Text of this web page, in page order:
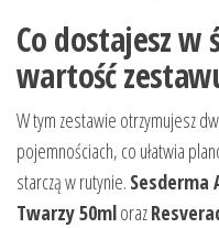
Co dostajesz
wartość
W tym zestawie otrzymujesz
pojemnościach, co ułatwia
starczą w rutynie. Sesderma
Twarzy 50mloraz